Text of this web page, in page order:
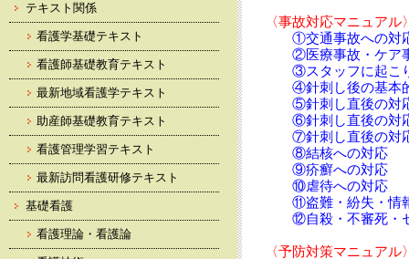
〈事故対応マニュアル
①交通事故への対
②医療事故・ケア
③スタッフに起こ
④針刺し後の基本
⑤針刺し直後の対
⑥針刺し直後の対
⑦針刺し直後の対
⑧結核への対応
⑨疥癬への対応
⑩虐待への対応
⑪盗難・紛失・情
⑫自殺・不審死・
〈予防対策マニュアル
テキスト関係
看護学基礎テキスト
看護師基礎教育テキスト
最新地域看護学テキスト
助産師基礎教育テキスト
看護管理学習テキスト
最新訪問看護研修テキスト
基礎看護
看護理論・看護論